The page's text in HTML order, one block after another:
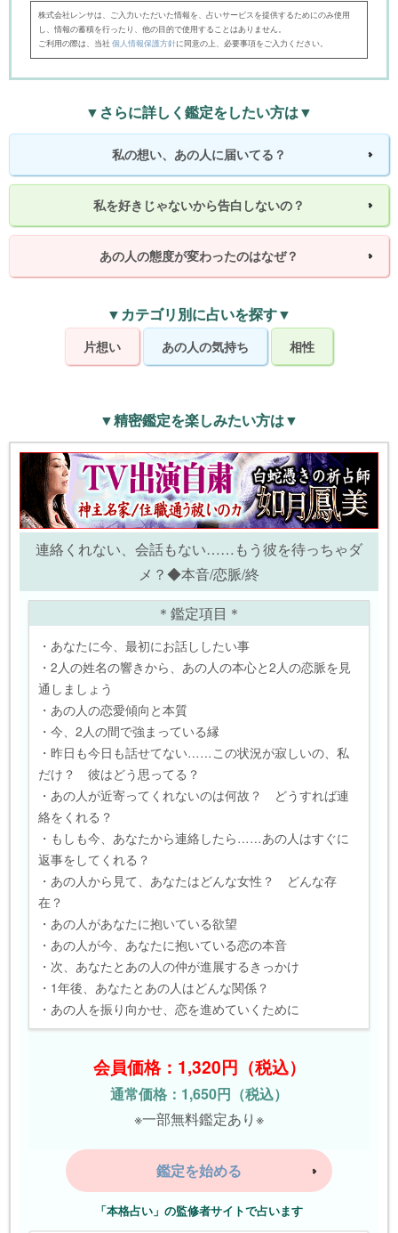
株式会社レンサは、ご入力いただいた情報を、占いサービスを提供するためにのみ使用
し、情報の蓄積を行ったり、他の目的で使用することはありません。
ご利用の際は、当社 個人情報保護方針に同意の上、必要事項をご入力ください。
▼さらに詳しく鑑定をしたい方は▼
私の想い、あの人に届いてる？
私を好きじゃないから告白しないの？
あの人の態度が変わったのはなぜ？
▼カテゴリ別に占いを探す▼
片想い あの人の気持ち 相性
▼精密鑑定を楽しみたい方は▼
連絡くれない、会話もない……もう彼を待っちゃダ
メ？◆本音/恋脈/終
＊鑑定項目＊
・あなたに今、最初にお話ししたい事
・2人の姓名の響きから、あの人の本心と2人の恋脈を見
通しましょう
・あの人の恋愛傾向と本質
・今、2人の間で強まっている縁
・昨日も今日も話せてない……この状況が寂しいの、私
だけ？ 彼はどう思ってる？
・あの人が近寄ってくれないのは何故？ どうすれば連
絡をくれる？
・もしも今、あなたから連絡したら……あの人はすぐに
返事をしてくれる？
・あの人から見て、あなたはどんな女性？ どんな存
在？
・あの人があなたに抱いている欲望
・あの人が今、あなたに抱いている恋の本音
・次、あなたとあの人の仲が進展するきっかけ
・1年後、あなたとあの人はどんな関係？
・あの人を振り向かせ、恋を進めていくために
会員価格：1,320円（税込）
通常価格：1,650円（税込）
※一部無料鑑定あり※
鑑定を始める
「本格占い」の監修者サイトで占います